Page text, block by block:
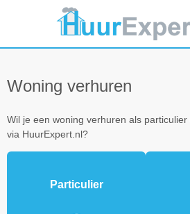
Woning verhuren
Wil je een woning verhuren als
via HuurExpert.nl?
Particulier